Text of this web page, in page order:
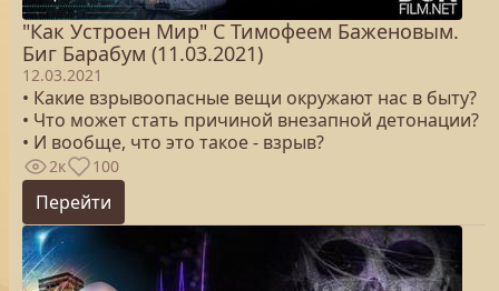
"Как Устроен Мир" С Тимофеем Баженовым.
Биг Барабум (11.03.2021)
12.03.2021
• Какие взрывоопасные вещи окружают нас в быту?
• Что может стать причиной внезапной детонации?
• И вообще, что это такое - взрыв?
2к 100
Перейти